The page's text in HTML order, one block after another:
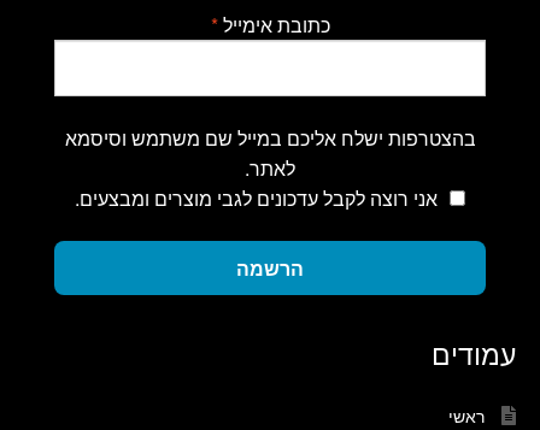
כתובת אימייל*
בהצטרפות ישלח אליכם במייל שם משתמש וסיסמא
לאתר.
אני רוצה לקבל עדכונים לגבי מוצרים ומבצעים.
הרשמה
עמודים
ראשי